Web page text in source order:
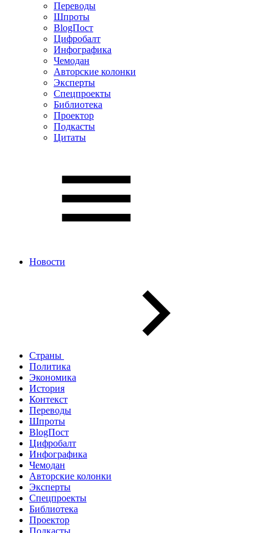
Переводы
Шпроты
BlogПост
Цифробалт
Инфографика
Чемодан
Авторские колонки
Эксперты
Спецпроекты
Библиотека
Проектор
Подкасты
Цитаты
Новости
Страны
Политика
Экономика
История
Контекст
Переводы
Шпроты
BlogПост
Цифробалт
Инфографика
Чемодан
Авторские колонки
Эксперты
Спецпроекты
Библиотека
Проектор
Подкасты